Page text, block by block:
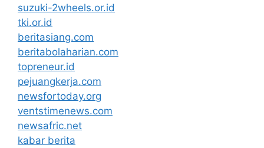
suzuki-2wheels.or.id
tki.or.id
beritasiang.com
beritabolaharian.com
topreneur.id
pejuangkerja.com
newsfortoday.org
ventstimenews.com
newsafric.net
kabar berita